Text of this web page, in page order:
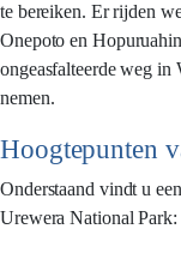
te bereiken. Er rijden
Onepoto en
ongeasfalteerde weg in
nemen.
Hoogtepunten
Onderstaand vindt u
Urewera National Park: